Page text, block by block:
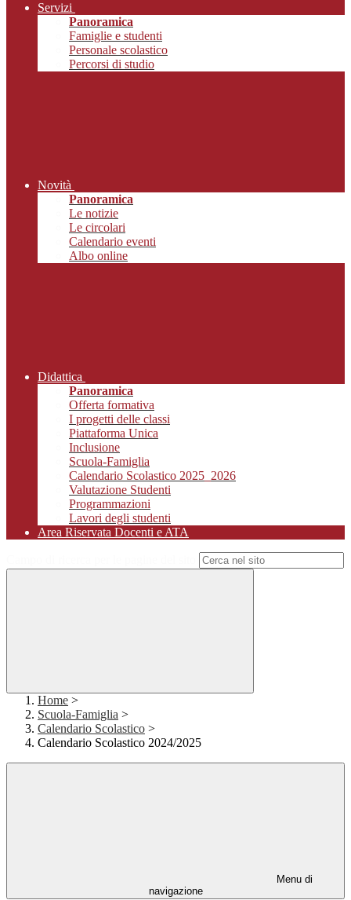
Servizi
Panoramica
Famiglie e studenti
Personale scolastico
Percorsi di studio
Novità
Panoramica
Le notizie
Le circolari
Calendario eventi
Albo online
Didattica
Panoramica
Offerta formativa
I progetti delle classi
Piattaforma Unica
Inclusione
Scuola-Famiglia
Calendario Scolastico 2025_2026
Valutazione Studenti
Programmazioni
Lavori degli studenti
Area Riservata Docenti e ATA
Home >
Scuola-Famiglia >
Calendario Scolastico >
Calendario Scolastico 2024/2025
Menu di
navigazione